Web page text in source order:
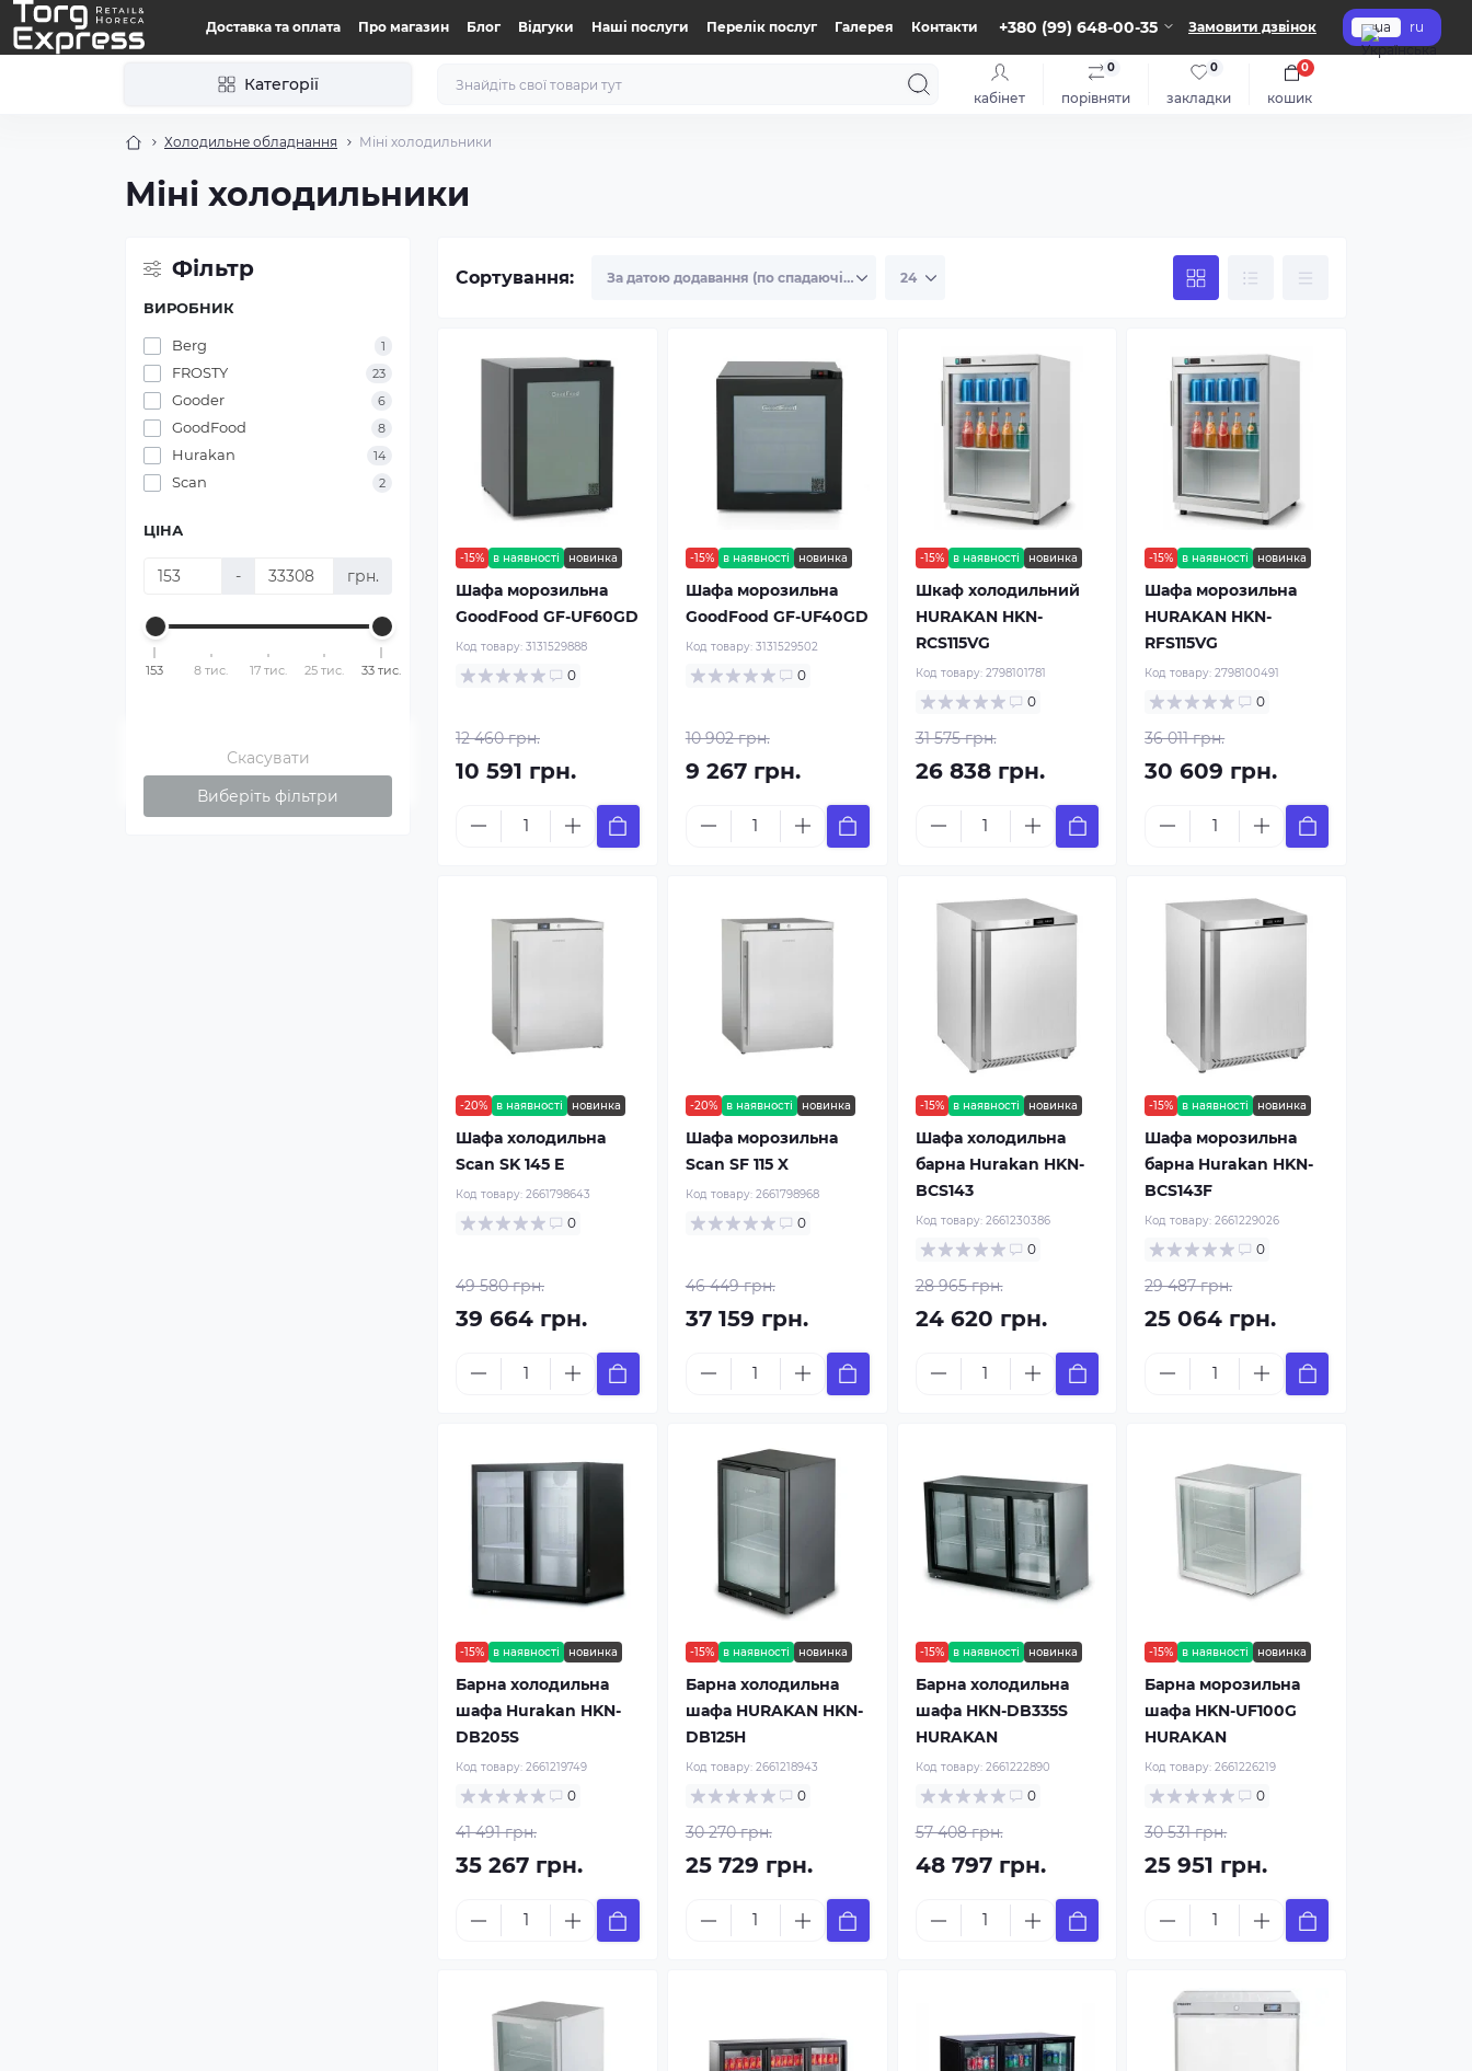
Доставка та оплата Про магазин Блог Відгуки Нашi послуги Перелік послуг Галерея Контакти +380 (99) 648-00-35 Замовити дзвінок ua ru
Категорії
кабінет порівняти
0
закладки
0
кошик
0
Холодильне обладнання Міні холодильники
Міні холодильники
Фільтр
ВИРОБНИК
Berg 1
FROSTY 23
Gooder 6
GoodFood 8
Hurakan 14
Scan 2
ЦІНА
- грн.
153 8 тис. 17 тис. 25 тис. 33 тис.
Скасувати
Виберіть фільтри
Сортування:
-15% в наявності новинка
Шафа морозильна
GoodFood GF-UF60GD
Код товару: 3131529888
0
12 460 грн.
10 591 грн.
-15% в наявності новинка
Шафа морозильна
GoodFood GF-UF40GD
Код товару: 3131529502
0
10 902 грн.
9 267 грн.
-15% в наявності новинка
Шкаф холодильний
HURAKAN HKN-
RCS115VG
Код товару: 2798101781
0
31 575 грн.
26 838 грн.
-15% в наявності новинка
Шафа морозильна
HURAKAN HKN-
RFS115VG
Код товару:2798100491
0
36 011 грн.
30 609 грн.
-20% в наявності новинка
Шафа холодильна
Scan SK 145 E
Код товару: 2661798643
0
49 580 грн.
39 664 грн.
-20% в наявності новинка
Шафа морозильна
Scan SF 115 X
Код товару: 2661798968
0
46 449 грн.
37 159 грн.
-15% в наявності новинка
Шафа холодильна
барна Hurakan HKN-
BCS143
Код товару: 2661230386
0
28 965 грн.
24 620 грн.
-15% в наявності новинка
Шафа морозильна
барна Hurakan HKN-
BCS143F
Код товару:2661229026
0
29 487 грн.
25 064 грн.
-15% в наявності новинка
Барна холодильна
шафа Hurakan HKN-
DB205S
Код товару: 2661219749
0
41 491 грн.
35 267 грн.
-15% в наявності новинка
Барна холодильна
шафа HURAKAN HKN-
DB125H
Код товару: 2661218943
0
30 270 грн.
25 729 грн.
-15% в наявності новинка
Барна холодильна
шафа HKN-DB335S
HURAKAN
Код товару: 2661222890
0
57 408 грн.
48 797 грн.
-15% в наявності новинка
Барна морозильна
шафа HKN-UF100G
HURAKAN
Код товару:2661226219
0
30 531 грн.
25 951 грн.